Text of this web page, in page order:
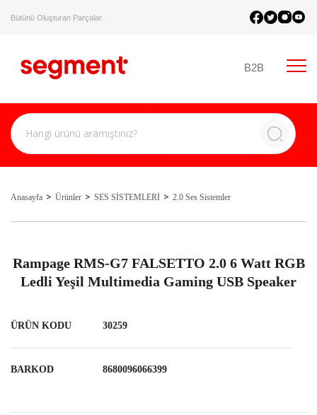
Bütünü Oluşturan Parçalar.
B2B
Anasayfa Ürünler SES SİSTEMLERİ 2.0 Ses Sistemler
Rampage RMS-G7 FALSETTO 2.0 6 Watt RGB
Ledli Yeşil Multimedia Gaming USB Speaker
ÜRÜN KODU 30259
BARKOD 8680096066399